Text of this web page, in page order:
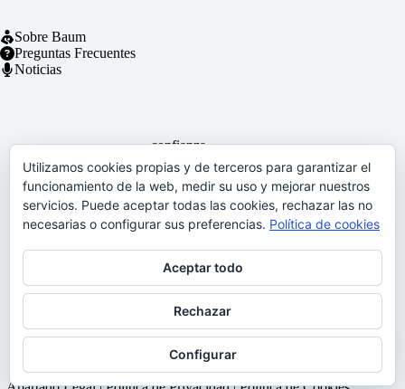
Sobre Baum
Preguntas Frecuentes
Noticias
confianza
Leer 116 Reseñas
Copyright © 2025 | Baum Centro de Negocios On Office |
Utilizamos cookies propias y de terceros para garantizar el
funcionamiento de la web, medir su uso y mejorar nuestros
servicios. Puede aceptar todas las cookies, rechazar las no
necesarias o configurar sus preferencias. Política de cookies
Aceptar todo
Rechazar
Configurar